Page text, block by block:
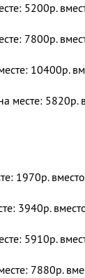
5200р.
7800р.
10400р.
месте: 5820р.
1970р. вместо
3940р.
5910р.
7880р.